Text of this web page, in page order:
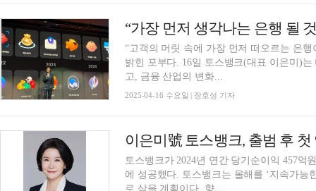
“고객의 머릿 속에 가장 먼저 떠오르는 은
밝힌 포부다. 16일 토스뱅크(대표 이은미)는 미디어데이를 통해 “미래로의 도약 준비를 마치
고, 금융 산업의 변화...
2025-04-16 수요일 | 장호성 기자
이은미號 토스뱅크, 출범 후
토스뱅크가 2024년 연간 당기순이익 457억
에 성공했다. 토스뱅크는 올해를 ‘지속가능한 혁신과 성장’의 기반을 더욱 공고히 하는 한 해
로 삼을 계획이다. 향...